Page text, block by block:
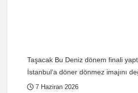
Taşacak Bu Deniz dönem finali
İstanbul’a döner dönmez imajını
7 Haziran 2026